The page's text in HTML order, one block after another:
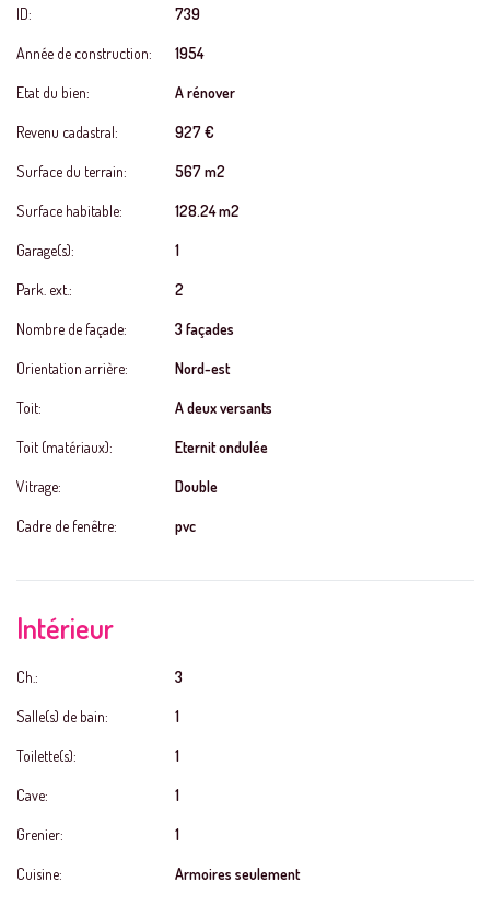
ID: 739
Année de construction: 1954
Etat du bien: A rénover
Revenu cadastral: 927 €
Surface du terrain: 567 m2
Surface habitable: 128.24 m2
Garage(s): 1
Park. ext.: 2
Nombre de façade: 3 façades
Orientation arrière: Nord-est
Toit: A deux versants
Toit (matériaux): Eternit ondulée
Vitrage: Double
Cadre de fenêtre: pvc
Intérieur
Ch.: 3
Salle(s) de bain: 1
Toilette(s): 1
Cave: 1
Grenier: 1
Cuisine: Armoires seulement